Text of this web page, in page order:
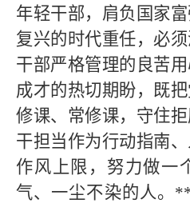
年轻干部，肩负国家
复兴的时代重任，必
干部严格管理的良苦
成才的热切期盼，既
修课、常修课，守住
干担当作为行动指南
作风上限，努力做一
气、一尘不染的人。